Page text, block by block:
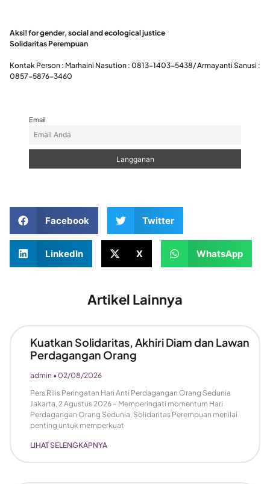
Aksi! for gender, social and ecological justice
Solidaritas Perempuan
Kontak Person : Marhaini Nasution : 0813-1403-5438/ Armayanti Sanusi :
0857-5876-3460
Email
Facebook Twitter
LinkedIn X WhatsApp
Artikel Lainnya
Kuatkan Solidaritas, Akhiri Diam dan Lawan
Perdagangan Orang
admin
02/08/2026
Pers Rilis Peringatan Hari Anti Perdagangan Orang Sedunia
Jakarta, 2 Agustus 2026 – Memperingati momentum Hari
Perdagangan Orang Sedunia, Solidaritas Perempuan menilai
penting untuk memperkuat
LIHAT SELENGKAPNYA